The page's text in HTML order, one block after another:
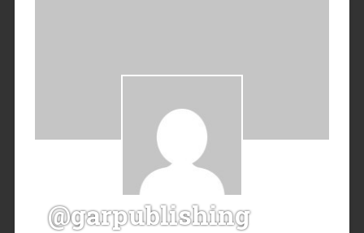
@garpublishing